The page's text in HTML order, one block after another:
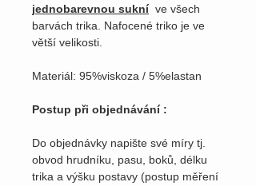
jednobarevnou sukní ve všech
barvách trika. Nafocené triko je ve
větší velikosti.
Materiál: 95%viskoza / 5%elastan
Postup při objednávání :
Do objednávky napište své míry tj.
obvod hrudníku, pasu, boků, délku
trika a výšku postavy (postup měření